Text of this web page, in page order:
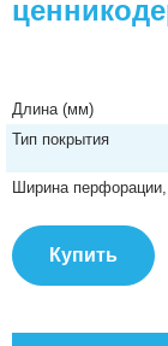
Длина (мм)
Тип покрытия
Ширина
Купить